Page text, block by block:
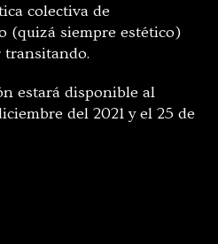
colectiva de
(quizá siempre estético)
transitando.
estará disponible al
del 2021 y el 25 de